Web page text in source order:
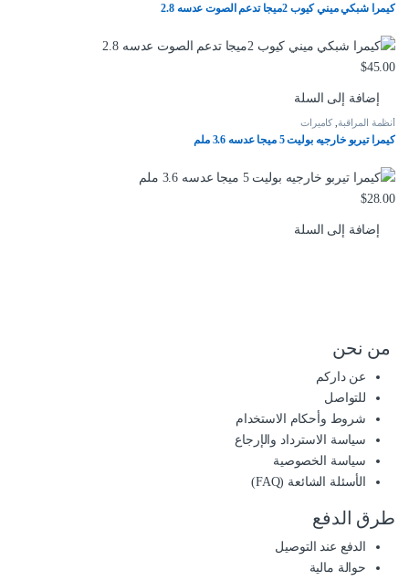
كيمرا شبكي ميني كيوب 2ميجا تدعم الصوت عدسه 2.8
$45.00
إضافة إلى السلة
أنظمة المراقبة كاميرات
كيمرا تيربو خارجيه بوليت 5 ميجا عدسه 3.6 ملم
$28.00
إضافة إلى السلة
من نحن
عن داركم
للتواصل
شروط وأحكام الاستخدام
سياسة الاسترداد والإرجاع
سياسة الخصوصية
الأسئلة الشائعة (FAQ)
طرق الدفع
الدفع عند التوصيل
حوالة مالية